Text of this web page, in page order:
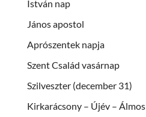
István nap
János apostol
Aprószentek napja
Szent Család vasárnap
Szilveszter (december 31)
Kirkarácsony – Újév – Álmos